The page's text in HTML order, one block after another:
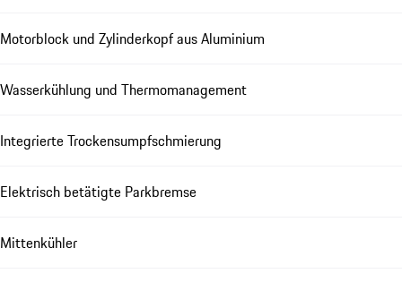
Motorblock und Zylinderkopf aus Aluminium
Wasserkühlung und Thermomanagement
Integrierte Trockensumpfschmierung
Elektrisch betätigte Parkbremse
Mittenkühler